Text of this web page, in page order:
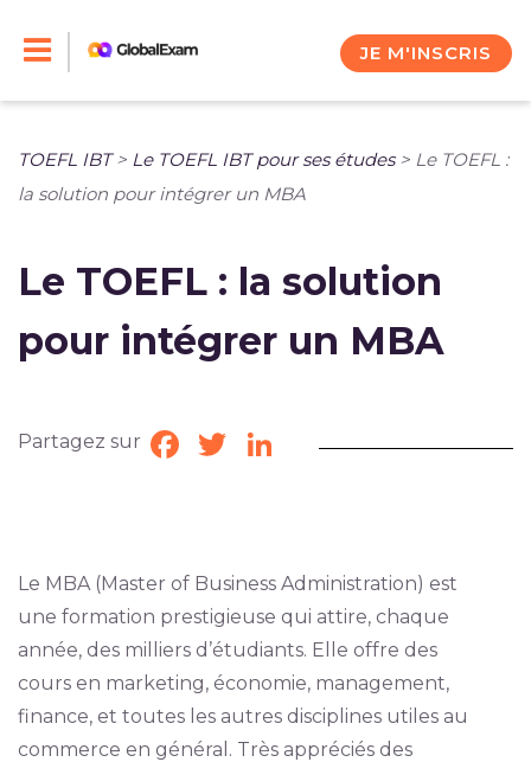
JE M'INSCRIS
TOEFL IBT> Le TOEFL IBT pour ses études> Le TOEFL :
la solution pour intégrer un MBA
Le TOEFL : la solution
pour intégrer un MBA
Partagez sur Facebook
TwitterLinkedIn
Le MBA (Master of Business Administration) est
une formation prestigieuse qui attire, chaque
année, des milliers d’étudiants. Elle offre des
cours en marketing, économie, management,
finance, et toutes les autres disciplines utiles au
commerce en général. Très appréciés des